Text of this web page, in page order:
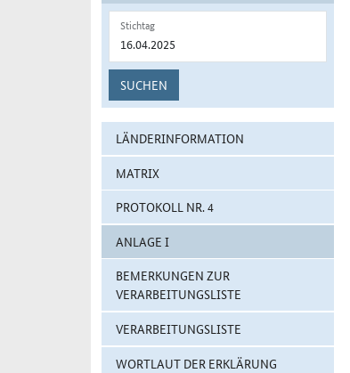
Stichtag
SUCHEN
LÄNDERINFORMATION
MATRIX
PROTOKOLL NR. 4
ANLAGE I
BEMERKUNGEN ZUR
VERARBEITUNGSLISTE
VERARBEITUNGSLISTE
WORTLAUT DER ERKLÄRUNG